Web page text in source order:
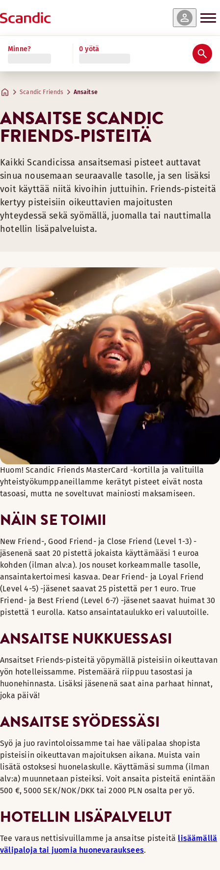
Minne? 0 yötä
Scandic Friends Ansaitse
ANSAITSE SCANDIC
FRIENDS-PISTEITÄ
Kaikki Scandicissa ansaitsemasi pisteet auttavat
sinua nousemaan seuraavalle tasolle, ja sen lisäksi
voit käyttää niitä kivoihin juttuihin. Friends-pisteitä
kertyy pisteisiin oikeuttavien majoitusten
yhteydessä sekä syömällä, juomalla tai nauttimalla
hotellin lisäpalveluista.
Huom! Scandic Friends MasterCard -kortilla ja valituilla
yhteistyökumppaneillamme kerätyt pisteet eivät nosta
tasoasi, mutta ne soveltuvat mainiosti maksamiseen.
NÄIN SE TOIMII
New Friend-, Good Friend- ja Close Friend (Level 1-3) -
jäsenenä saat 20 pistettä jokaista käyttämääsi 1 euroa
kohden (ilman alv:a). Jos nouset korkeammalle tasolle,
ansaintakertoimesi kasvaa. Dear Friend- ja Loyal Friend
(Level 4-5) -jäsenet saavat 25 pistettä per 1 euro. True
Friend- ja Best Friend (Level 6-7) -jäsenet saavat huimat 30
pistettä 1 eurolla. Katso ansaintataulukko eri valuutoille.
ANSAITSE NUKKUESSASI
Ansaitset Friends-pisteitä yöpymällä pisteisiin oikeuttavan
yön hotelleissamme. Pistemäärä riippuu tasostasi ja
huonehinnasta. Lisäksi jäsenenä saat aina parhaat hinnat,
joka päivä!
ANSAITSE SYÖDESSÄSI
Syö ja juo ravintoloissamme tai hae välipalaa shopista
pisteisiin oikeuttavan majoituksen aikana. Muista vain
lisätä ostoksesi huonelaskulle. Käyttämäsi summa (ilman
alv:a) muunnetaan pisteiksi. Voit ansaita pisteitä enintään
500 €, 5000 SEK/NOK/DKK tai 2000 PLN osalta per yö.
HOTELLIN LISÄPALVELUT
Tee varaus nettisivuillamme ja ansaitse pisteitä lisäämällä
välipaloja tai juomia huonevarauksees.